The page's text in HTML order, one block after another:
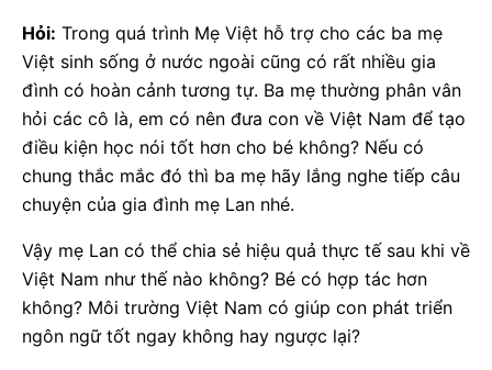
Hỏi: Trong quá trình Mẹ Việt hỗ trợ cho các ba mẹ
Việt sinh sống ở nước ngoài cũng có rất nhiều gia
đình có hoàn cảnh tương tự. Ba mẹ thường phân vân
hỏi các cô là, em có nên đưa con về Việt Nam để tạo
điều kiện học nói tốt hơn cho bé không? Nếu có
chung thắc mắc đó thì ba mẹ hãy lắng nghe tiếp câu
chuyện của gia đình mẹ Lan nhé.
Vậy mẹ Lan có thể chia sẻ hiệu quả thực tế sau khi về
Việt Nam như thế nào không? Bé có hợp tác hơn
không? Môi trường Việt Nam có giúp con phát triển
ngôn ngữ tốt ngay không hay ngược lại?